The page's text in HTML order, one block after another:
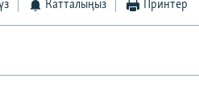
Катталыңыз Принтер